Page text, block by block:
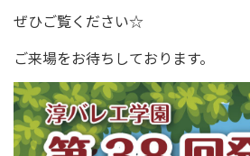
ぜひご覧ください☆
ご来場をお待ちしております。